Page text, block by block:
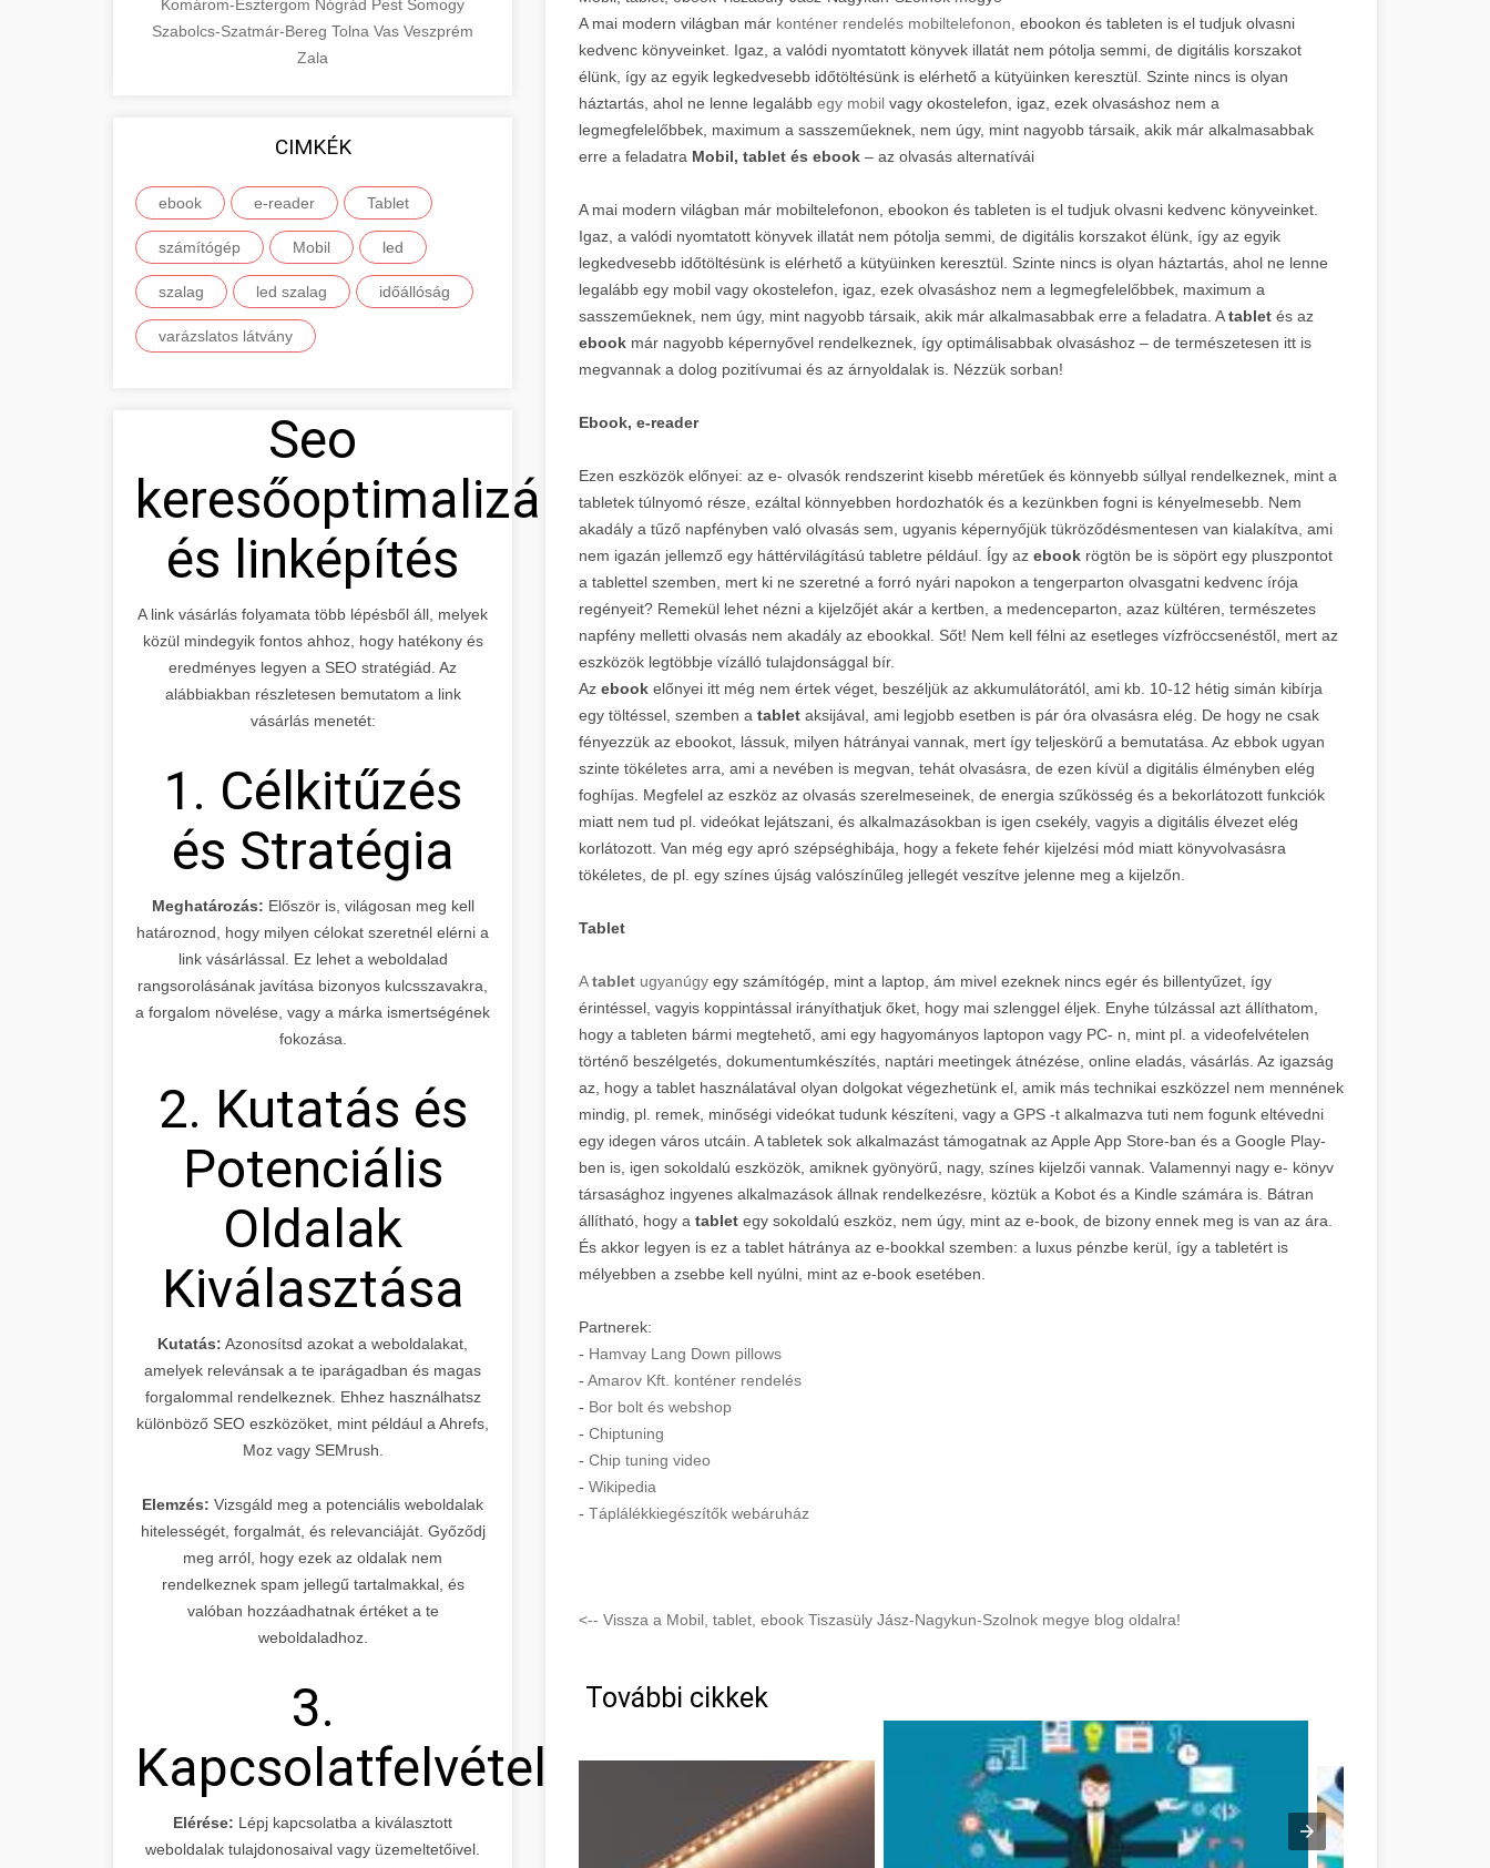
Komárom-Esztergom Nógrád Pest Somogy
Szabolcs-Szatmár-Bereg Tolna Vas Veszprém
Zala
CIMKÉK
ebook e-reader Tablet
számítógép Mobil led
szalag led szalag időállóság
varázslatos látvány
Seo
keresőoptimalizálás
és linképítés
A link vásárlás folyamata több lépésből áll, melyek
közül mindegyik fontos ahhoz, hogy hatékony és
eredményes legyen a SEO stratégiád. Az
alábbiakban részletesen bemutatom a link
vásárlás menetét:
1. Célkitűzés
és Stratégia
Meghatározás: Először is, világosan meg kell
határoznod, hogy milyen célokat szeretnél elérni a
link vásárlással. Ez lehet a weboldalad
rangsorolásának javítása bizonyos kulcsszavakra,
a forgalom növelése, vagy a márka ismertségének
fokozása.
2. Kutatás és
Potenciális
Oldalak
Kiválasztása
Kutatás: Azonosítsd azokat a weboldalakat,
amelyek relevánsak a te iparágadban és magas
forgalommal rendelkeznek. Ehhez használhatsz
különböző SEO eszközöket, mint például a Ahrefs,
Moz vagy SEMrush.
Elemzés: Vizsgáld meg a potenciális weboldalak
hitelességét, forgalmát, és relevanciáját. Győződj
meg arról, hogy ezek az oldalak nem
rendelkeznek spam jellegű tartalmakkal, és
valóban hozzáadhatnak értéket a te
weboldaladhoz.
3.
Kapcsolatfelvétel
Elérése: Lépj kapcsolatba a kiválasztott
weboldalak tulajdonosaival vagy üzemeltetőivel.
A mai modern világban már konténer rendelés mobiltelefonon, ebookon és tableten is el tudjuk olvasni
kedvenc könyveinket. Igaz, a valódi nyomtatott könyvek illatát nem pótolja semmi, de digitális korszakot
élünk, így az egyik legkedvesebb időtöltésünk is elérhető a kütyüinken keresztül. Szinte nincs is olyan
háztartás, ahol ne lenne legalább egy mobil vagy okostelefon, igaz, ezek olvasáshoz nem a
legmegfelelőbbek, maximum a sasszeműeknek, nem úgy, mint nagyobb társaik, akik már alkalmasabbak
erre a feladatra Mobil, tablet és ebook – az olvasás alternatívái
A mai modern világban már mobiltelefonon, ebookon és tableten is el tudjuk olvasni kedvenc könyveinket.
Igaz, a valódi nyomtatott könyvek illatát nem pótolja semmi, de digitális korszakot élünk, így az egyik
legkedvesebb időtöltésünk is elérhető a kütyüinken keresztül. Szinte nincs is olyan háztartás, ahol ne lenne
legalább egy mobil vagy okostelefon, igaz, ezek olvasáshoz nem a legmegfelelőbbek, maximum a
sasszeműeknek, nem úgy, mint nagyobb társaik, akik már alkalmasabbak erre a feladatra. Atablet és az
ebook már nagyobb képernyővel rendelkeznek, így optimálisabbak olvasáshoz – de természetesen itt is
megvannak a dolog pozitívumai és az árnyoldalak is. Nézzük sorban!
Ebook, e-reader
Ezen eszközök előnyei: az e- olvasók rendszerint kisebb méretűek és könnyebb súllyal rendelkeznek, mint a
tabletek túlnyomó része, ezáltal könnyebben hordozhatók és a kezünkben fogni is kényelmesebb. Nem
akadály a tűző napfényben való olvasás sem, ugyanis képernyőjük tükröződésmentesen van kialakítva, ami
nem igazán jellemző egy háttérvilágítású tabletre például. Így az ebook rögtön be is söpört egy pluszpontot
a tablettel szemben, mert ki ne szeretné a forró nyári napokon a tengerparton olvasgatni kedvenc írója
regényeit? Remekül lehet nézni a kijelzőjét akár a kertben, a medenceparton, azaz kültéren, természetes
napfény melletti olvasás nem akadály az ebookkal. Sőt! Nem kell félni az esetleges vízfröccsenéstől, mert az
eszközök legtöbbje vízálló tulajdonsággal bír.
Az ebook előnyei itt még nem értek véget, beszéljük az akkumulátorától, ami kb. 10-12 hétig simán kibírja
egy töltéssel, szemben a tablet aksijával, ami legjobb esetben is pár óra olvasásra elég. De hogy ne csak
fényezzük az ebookot, lássuk, milyen hátrányai vannak, mert így teljeskörű a bemutatása. Az ebbok ugyan
szinte tökéletes arra, ami a nevében is megvan, tehát olvasásra, de ezen kívül a digitális élményben elég
foghíjas. Megfelel az eszköz az olvasás szerelmeseinek, de energia szűkösség és a bekorlátozott funkciók
miatt nem tud pl. videókat lejátszani, és alkalmazásokban is igen csekély, vagyis a digitális élvezet elég
korlátozott. Van még egy apró szépséghibája, hogy a fekete fehér kijelzési mód miatt könyvolvasásra
tökéletes, de pl. egy színes újság valószínűleg jellegét veszítve jelenne meg a kijelzőn.
Tablet
Atablet ugyanúgy egy számítógép, mint a laptop, ám mivel ezeknek nincs egér és billentyűzet, így
érintéssel, vagyis koppintással irányíthatjuk őket, hogy mai szlenggel éljek. Enyhe túlzással azt állíthatom,
hogy a tableten bármi megtehető, ami egy hagyományos laptopon vagy PC- n, mint pl. a videofelvételen
történő beszélgetés, dokumentumkészítés, naptári meetingek átnézése, online eladás, vásárlás. Az igazság
az, hogy a tablet használatával olyan dolgokat végezhetünk el, amik más technikai eszközzel nem mennének
mindig, pl. remek, minőségi videókat tudunk készíteni, vagy a GPS -t alkalmazva tuti nem fogunk eltévedni
egy idegen város utcáin. A tabletek sok alkalmazást támogatnak az Apple App Store-ban és a Google Play-
ben is, igen sokoldalú eszközök, amiknek gyönyörű, nagy, színes kijelzői vannak. Valamennyi nagy e- könyv
társasághoz ingyenes alkalmazások állnak rendelkezésre, köztük a Kobot és a Kindle számára is. Bátran
állítható, hogy a tablet egy sokoldalú eszköz, nem úgy, mint az e-book, de bizony ennek meg is van az ára.
És akkor legyen is ez a tablet hátránya az e-bookkal szemben: a luxus pénzbe kerül, így a tabletért is
mélyebben a zsebbe kell nyúlni, mint az e-book esetében.
Partnerek:
- Hamvay Lang Down pillows
- Amarov Kft. konténer rendelés
- Bor bolt és webshop
- Chiptuning
- Chip tuning video
- Wikipedia
- Táplálékkiegészítők webáruház
<-- Vissza a Mobil, tablet, ebook Tiszasüly Jász-Nagykun-Szolnok megye blog oldalra!
További cikkek